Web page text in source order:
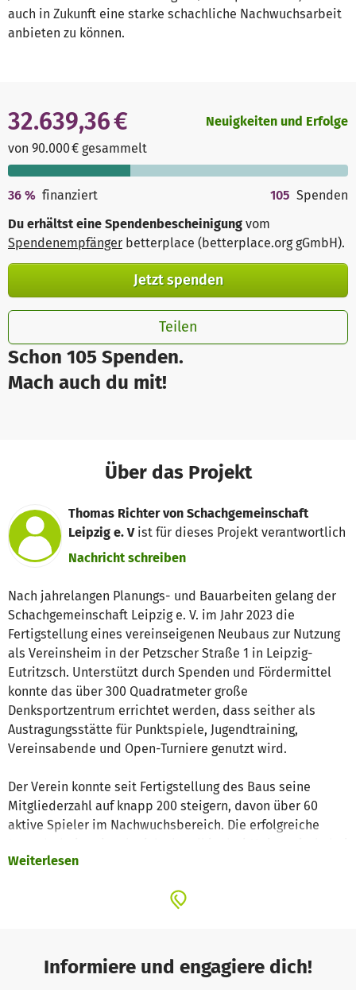
auch in Zukunft eine starke schachliche Nachwuchsarbeit
anbieten zu können.
Schon 105 Spenden.
Mach auch du mit!
32.639,36 €
von 90.000 € gesammelt
Neuigkeiten und Erfolge
36 % finanziert 105 Spenden
Du erhältst eine Spendenbescheinigung vom
Spendenempfänger betterplace (betterplace.org gGmbH).
Jetzt spenden
Teilen
Über das Projekt
Thomas Richter von Schachgemeinschaft
Leipzig e. Vist für dieses Projekt verantwortlich
Nachricht schreiben
Nach jahrelangen Planungs- und Bauarbeiten gelang der
Schachgemeinschaft Leipzig e. V. im Jahr 2023 die
Fertigstellung eines vereinseigenen Neubaus zur Nutzung
als Vereinsheim in der Petzscher Straße 1 in Leipzig-
Eutritzsch. Unterstützt durch Spenden und Fördermittel
konnte das über 300 Quadratmeter große
Denksportzentrum errichtet werden, dass seither als
Austragungsstätte für Punktspiele, Jugendtraining,
Vereinsabende und Open-Turniere genutzt wird.
Der Verein konnte seit Fertigstellung des Baus seine
Mitgliederzahl auf knapp 200 steigern, davon über 60
aktive Spieler im Nachwuchsbereich. Die erfolgreiche
den Sächsischen Jugendmeisterschaften in Sebnitz wider,
Bundesnachwuchskader-Mitglied Laertes Neuhoff, der
Im Rahmen dieses bundesweit einzigartigen
Weiterlesen
Informiere und engagiere dich!